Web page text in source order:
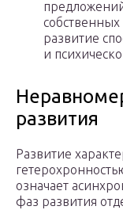
развитие
и
развития
Развитие
означает
фаз развития